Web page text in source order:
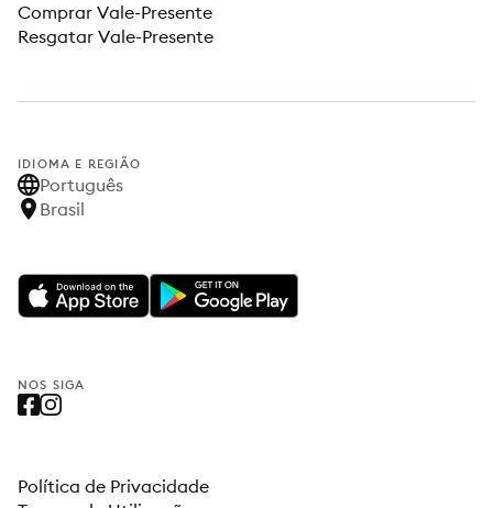
Comprar Vale-Presente
Resgatar Vale-Presente
IDIOMA E REGIÃO
Português
Brasil
NOS SIGA
Política de Privacidade